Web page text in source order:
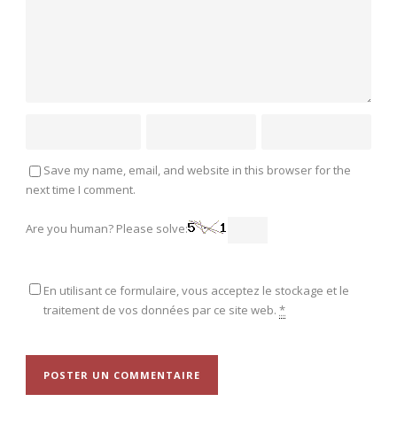
Save my name, email, and website in this browser for the
next time I comment.
Are you human? Please solve:
En utilisant ce formulaire, vous acceptez le stockage et le
traitement de vos données par ce site web. *